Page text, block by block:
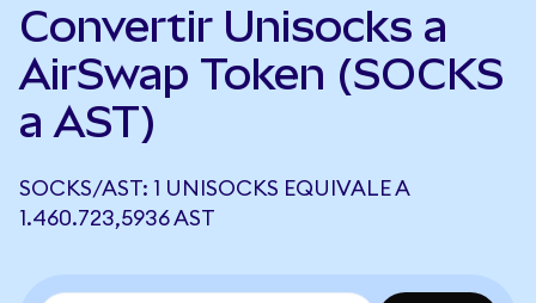
Convertir Unisocks a
AirSwap Token (SOCKS
a AST)
SOCKS/AST: 1 UNISOCKS EQUIVALE A
1.460.723,5936 AST